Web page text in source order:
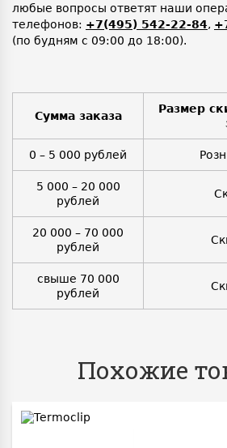
любые вопросы ответят наши
телефонов: +7(495) 542-22-84,
(по будням с 09:00 до 18:00).
Сумма заказа
Размер
0 – 5 000 рублей
5 000 – 20 000
рублей
20 000 – 70 000
рублей
свыше 70 000
рублей
Похожие